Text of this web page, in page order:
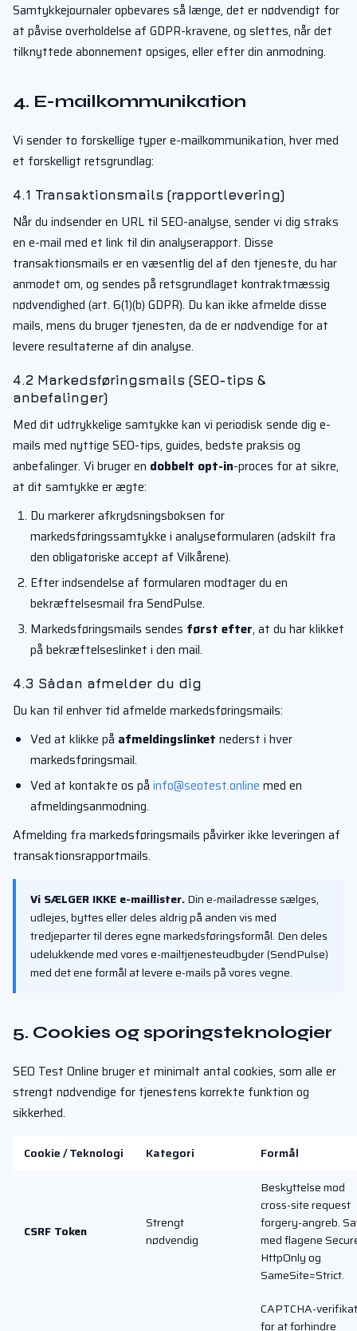
Samtykkejournaler opbevares så længe, det er nødvendigt for
at påvise overholdelse af GDPR-kravene, og slettes, når det
tilknyttede abonnement opsiges, eller efter din anmodning.
4. E-mailkommunikation
Vi sender to forskellige typer e-mailkommunikation, hver med
et forskelligt retsgrundlag:
4.1 Transaktionsmails (rapportlevering)
Når du indsender en URL til SEO-analyse, sender vi dig straks
en e-mail med et link til din analyserapport. Disse
transaktionsmails er en væsentlig del af den tjeneste, du har
anmodet om, og sendes på retsgrundlaget kontraktmæssig
nødvendighed (art. 6(1)(b) GDPR). Du kan ikke afmelde disse
mails, mens du bruger tjenesten, da de er nødvendige for at
levere resultaterne af din analyse.
4.2 Markedsføringsmails (SEO-tips &
anbefalinger)
Med dit udtrykkelige samtykke kan vi periodisk sende dig e-
mails med nyttige SEO-tips, guides, bedste praksis og
anbefalinger. Vi bruger en dobbelt opt-in-proces for at sikre,
at dit samtykke er ægte:
Du markerer afkrydsningsboksen for
markedsføringssamtykke i analyseformularen (adskilt fra
den obligatoriske accept af Vilkårene).
Efter indsendelse af formularen modtager du en
bekræftelsesmail fra SendPulse.
Markedsføringsmails sendes først efter, at du har klikket
på bekræftelseslinket i den mail.
4.3 Sådan afmelder du dig
Du kan til enhver tid afmelde markedsføringsmails:
Ved at klikke på afmeldingslinket nederst i hver
markedsføringsmail.
Ved at kontakte os på info@seotest.online med en
afmeldingsanmodning.
Afmelding fra markedsføringsmails påvirker ikke leveringen af
transaktionsrapportmails.
Vi SÆLGER IKKE e-maillister.Din e-mailadresse sælges,
udlejes, byttes eller deles aldrig på anden vis med
tredjeparter til deres egne markedsføringsformål. Den deles
udelukkende med vores e-mailtjenesteudbyder (SendPulse)
med det ene formål at levere e-mails på vores vegne.
5. Cookies og sporingsteknologier
SEO Test Online bruger et minimalt antal cookies, som alle er
strengt nødvendige for tjenestens korrekte funktion og
sikkerhed.
Cookie / Teknologi Kategori Formål
CSRF Token
Strengt
nødvendig
Beskyttelse mod
cross-site request
forgery-angreb.
med flagene
HttpOnly og
SameSite=Strict.
CAPTCHA-
for at forhindre